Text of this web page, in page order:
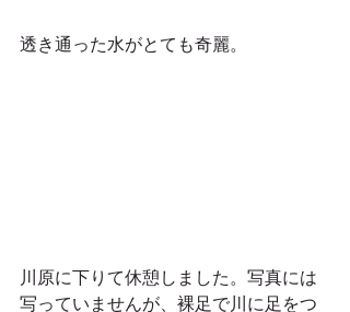
透き通った水がとても奇麗。
川原に下りて休憩しました。写真には
写っていませんが、裸足で川に足をつ